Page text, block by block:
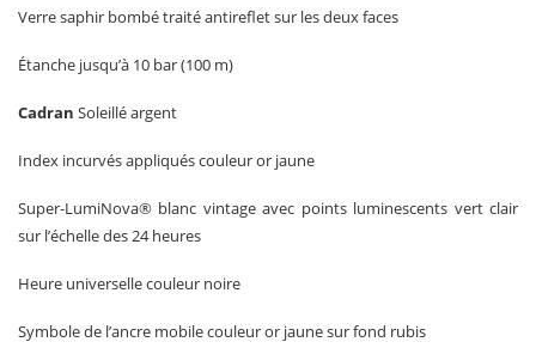
Verre saphir bombé traité antireflet sur les deux faces
Étanche jusqu’à 10 bar (100 m)
Cadran Soleillé argent
Index incurvés appliqués couleur or jaune
Super-LumiNova® blanc vintage avec points luminescents vert clair
sur l’échelle des 24 heures
Heure universelle couleur noire
Symbole de l’ancre mobile couleur or jaune sur fond rubis